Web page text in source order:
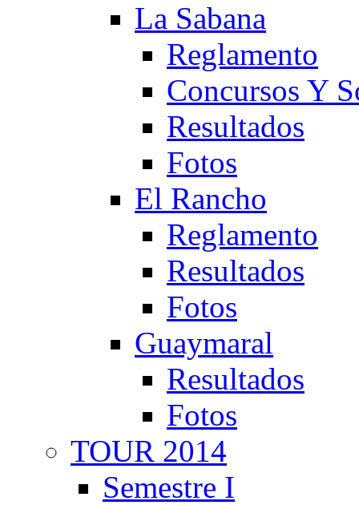
La Sabana
Reglamento
Concursos Y
Resultados
Fotos
El Rancho
Reglamento
Resultados
Fotos
Guaymaral
Resultados
Fotos
TOUR 2014
Semestre I